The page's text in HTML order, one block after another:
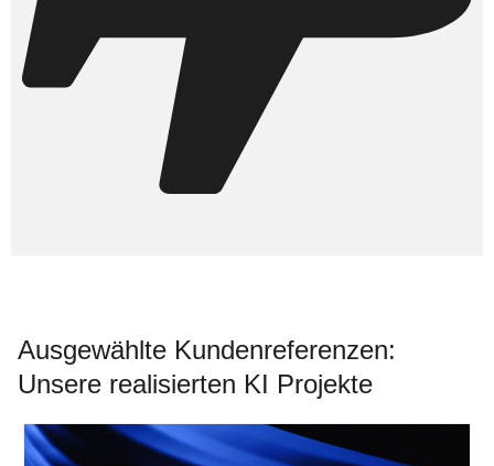
Ausgewählte Kundenreferenzen:
Unsere realisierten KI Projekte